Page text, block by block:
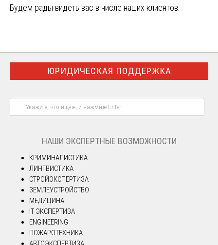
Будем рады видеть вас в числе наших клиентов.
ЮРИДИЧЕСКАЯ ПОДДЕРЖКА
НАШИ ЭКСПЕРТНЫЕ ВОЗМОЖНОСТИ
КРИМИНАЛИСТИКА
ЛИНГВИСТИКА
СТРОЙЭКСПЕРТИЗА
ЗЕМЛЕУСТРОЙСТВО
МЕДИЦИНА
IT ЭКСПЕРТИЗА
ENGINEERING
ПОЖАРОТЕХНИКА